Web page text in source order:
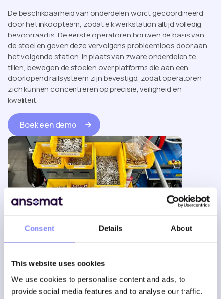
Consent Details About
This website uses cookies
We use cookies to personalise content and ads, to
provide social media features and to analyse our traffic.
De beschikbaarheid van onderdelen wordt gecoördineerd
door het inkoopteam, zodat elk werkstation altijd volledig
bevoorraad is. De eerste operatoren bouwen de basis van
de stoel en geven deze vervolgens probleemloos door aan
het volgende station. In plaats van zware onderdelen te
tillen, bewegen de stoelen over platforms die aan een
doorlopend railsysteem zijn bevestigd, zodat operatoren
zich kunnen concentreren op precisie, veiligheid en
kwaliteit.
Boek een demo